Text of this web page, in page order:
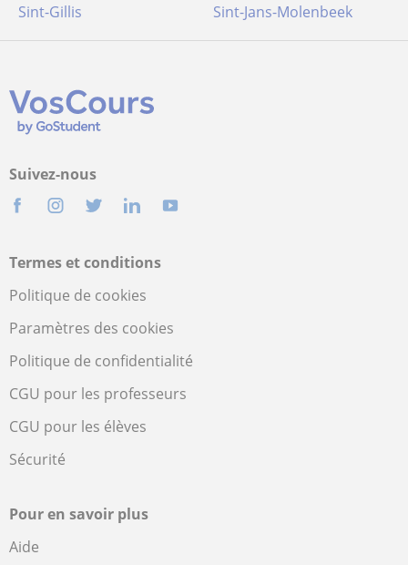
Sint-Gillis
Sint-Jans-Molenbeek
Suivez-nous
Termes et conditions
Politique de cookies
Paramètres des cookies
Politique de confidentialité
CGU pour les professeurs
CGU pour les élèves
Sécurité
Pour en savoir plus
Aide